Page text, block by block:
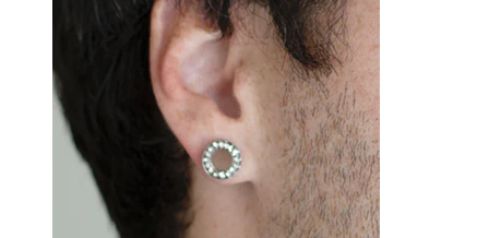
Septum
14k Kuld
Võltsneedid
Nina